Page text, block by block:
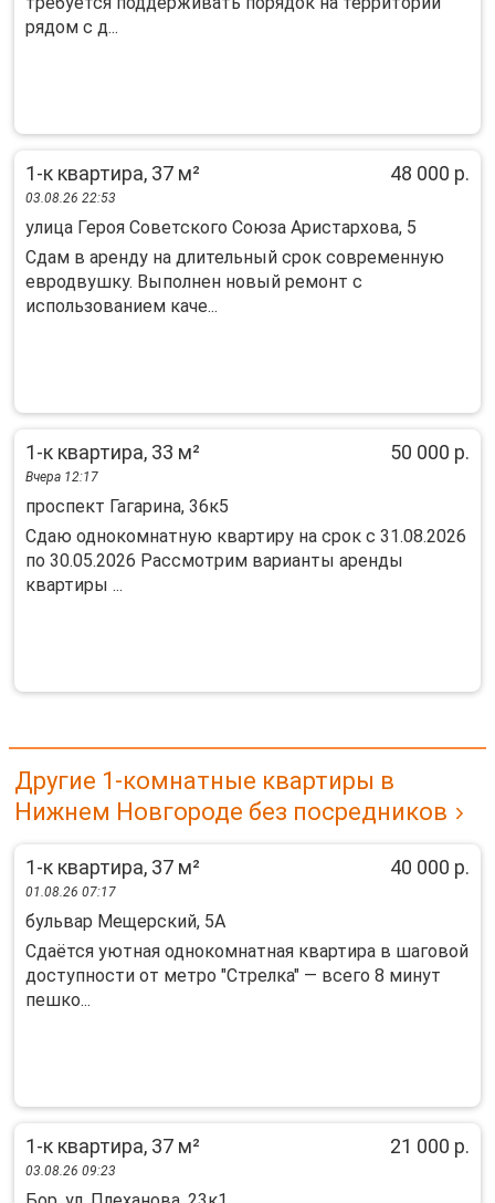
рядом с д...
1-к квартира, 37 м² 48 000 р.
03.08.26 22:53
улица Героя Советского Союза Аристархова, 5
Сдам в аренду на длительный срок современную
евродвушку. Выполнен новый ремонт с
использованием каче...
1-к квартира, 33 м² 50 000 р.
Вчера 12:17
проспект Гагарина, 36к5
Сдаю однокомнатную квартиру на срок с 31.08.2026
по 30.05.2026 Рассмотрим варианты аренды
квартиры ...
Другие 1-комнатные квартиры в
Нижнем Новгороде без посредников
1-к квартира, 37 м² 40 000 р.
01.08.26 07:17
бульвар Мещерский, 5А
Сдаётся уютная однокомнатная квартира в шаговой
доступности от метро "Стрелка" — всего 8 минут
пешко...
1-к квартира, 37 м² 21 000 р.
03.08.26 09:23